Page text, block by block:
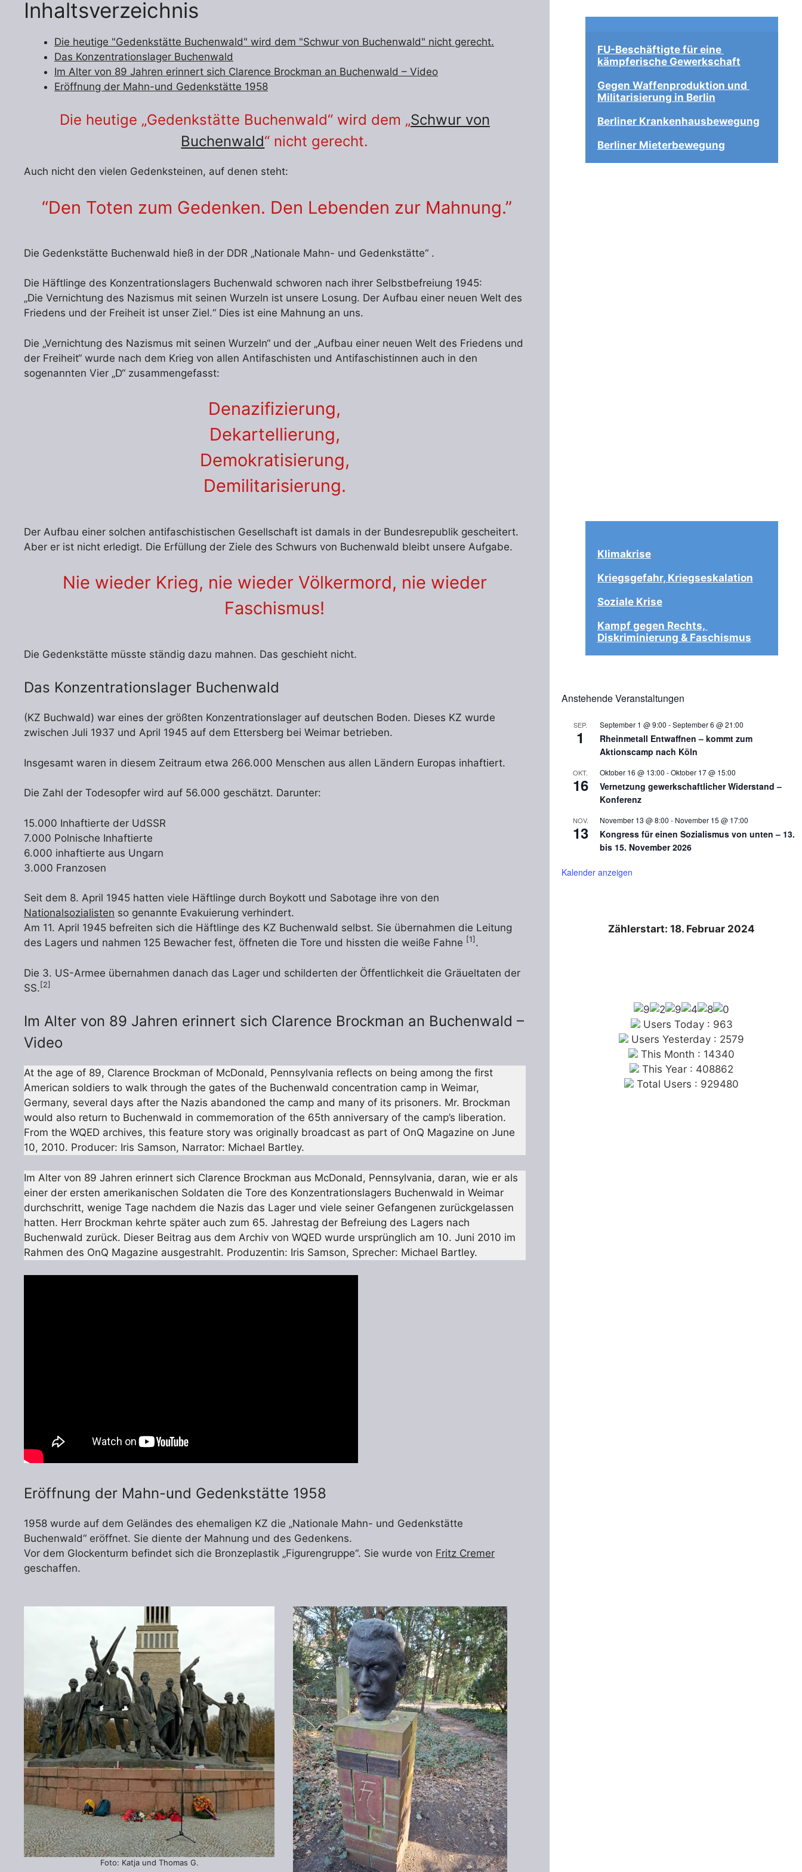
Inhaltsverzeichnis
Die heutige "Gedenkstätte Buchenwald" wird dem "Schwur von Buchenwald" nicht gerecht.
Das Konzentrationslager Buchenwald
Im Alter von 89 Jahren erinnert sich Clarence Brockman an Buchenwald – Video
Eröffnung der Mahn-und Gedenkstätte 1958
Die heutige „Gedenkstätte Buchenwald“ wird dem „Schwur von
Buchenwald“ nicht gerecht.
Auch nicht den vielen Gedenksteinen, auf denen steht:
“Den Toten zum Gedenken. Den Lebenden zur Mahnung.”
Die Gedenkstätte Buchenwald hieß in der DDR „Nationale Mahn- und Gedenkstätte“ .
Die Häftlinge des Konzentrationslagers Buchenwald schworen nach ihrer Selbstbefreiung 1945:
„Die Vernichtung des Nazismus mit seinen Wurzeln ist unsere Losung. Der Aufbau einer neuen Welt des
Friedens und der Freiheit ist unser Ziel.“ Dies ist eine Mahnung an uns.
Die „Vernichtung des Nazismus mit seinen Wurzeln“ und der „Aufbau einer neuen Welt des Friedens und
der Freiheit“ wurde nach dem Krieg von allen Antifaschisten und Antifaschistinnen auch in den
sogenannten Vier „D“ zusammengefasst:
Denazifizierung,
Dekartellierung,
Demokratisierung,
Demilitarisierung.
Der Aufbau einer solchen antifaschistischen Gesellschaft ist damals in der Bundesrepublik gescheitert.
Aber er ist nicht erledigt. Die Erfüllung der Ziele des Schwurs von Buchenwald bleibt unsere Aufgabe.
Nie wieder Krieg, nie wieder Völkermord, nie wieder
Faschismus!
Die Gedenkstätte müsste ständig dazu mahnen. Das geschieht nicht.
Das Konzentrationslager Buchenwald
(KZ Buchwald) war eines der größten Konzentrationslager auf deutschen Boden. Dieses KZ wurde
zwischen Juli 1937 und April 1945 auf dem Ettersberg bei Weimar betrieben.
Insgesamt waren in diesem Zeitraum etwa 266.000 Menschen aus allen Ländern Europas inhaftiert.
Die Zahl der Todesopfer wird auf 56.000 geschätzt. Darunter:
15.000 Inhaftierte der UdSSR
7.000 Polnische Inhaftierte
6.000 inhaftierte aus Ungarn
3.000 Franzosen
Seit dem 8. April 1945 hatten viele Häftlinge durch Boykott und Sabotage ihre von den
Nationalsozialisten so genannte Evakuierung verhindert.
Am 11. April 1945 befreiten sich die Häftlinge des KZ Buchenwald selbst. Sie übernahmen die Leitung
des Lagers und nahmen 125 Bewacher fest, öffneten die Tore und hissten die weiße Fahne [1] .
Die 3. US-Armee übernahmen danach das Lager und schilderten der Öffentlichkeit die Gräueltaten der
SS.[2]
Im Alter von 89 Jahren erinnert sich Clarence Brockman an Buchenwald –
Video
At the age of 89, Clarence Brockman of McDonald, Pennsylvania reflects on being among the first
American soldiers to walk through the gates of the Buchenwald concentration camp in Weimar,
Germany, several days after the Nazis abandoned the camp and many of its prisoners. Mr. Brockman
would also return to Buchenwald in commemoration of the 65th anniversary of the camp’s liberation.
From the WQED archives, this feature story was originally broadcast as part of OnQ Magazine on June
10, 2010. Producer: Iris Samson, Narrator: Michael Bartley.
Im Alter von 89 Jahren erinnert sich Clarence Brockman aus McDonald, Pennsylvania, daran, wie er als
einer der ersten amerikanischen Soldaten die Tore des Konzentrationslagers Buchenwald in Weimar
durchschritt, wenige Tage nachdem die Nazis das Lager und viele seiner Gefangenen zurückgelassen
hatten. Herr Brockman kehrte später auch zum 65. Jahrestag der Befreiung des Lagers nach
Buchenwald zurück. Dieser Beitrag aus dem Archiv von WQED wurde ursprünglich am 10. Juni 2010 im
Rahmen des OnQ Magazine ausgestrahlt. Produzentin: Iris Samson, Sprecher: Michael Bartley.
Eröffnung der Mahn-und Gedenkstätte 1958
1958 wurde auf dem Geländes des ehemaligen KZ die „Nationale Mahn- und Gedenkstätte
Buchenwald“ eröffnet. Sie diente der Mahnung und des Gedenkens.
Vor dem Glockenturm befindet sich die Bronzeplastik „Figurengruppe“. Sie wurde von Fritz Cremer
geschaffen.
Foto: Katja und Thomas G.
FU-Beschäftigte für eine
kämpferische Gewerkschaft
Gegen Waffenproduktion und
Militarisierung in Berlin
Berliner Krankenhausbewegung
Berliner Mieterbewegung
Klimakrise
Kriegsgefahr, Kriegseskalation
Soziale Krise
Kampf gegen Rechts,
Diskriminierung & Faschismus
Anstehende Veranstaltungen
SEP.
1
September 1 @ 9:00 -September 6 @ 21:00
Rheinmetall Entwaffnen – kommt zum
Aktionscamp nach Köln
OKT.
16
Oktober 16 @ 13:00 -Oktober 17 @ 15:00
Vernetzung gewerkschaftlicher Widerstand –
Konferenz
NOV.
13
November 13 @ 8:00 - November 15 @ 17:00
Kongress für einen Sozialismus von unten – 13.
bis 15. November 2026
Kalender anzeigen
Zählerstart: 18. Februar 2024
Users Today : 963
Users Yesterday : 2579
This Month : 14340
This Year : 408862
Total Users : 929480